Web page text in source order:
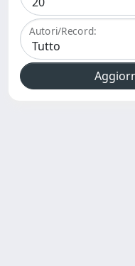
Autori/Record: